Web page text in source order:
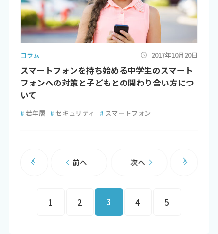
コラム 2017年10月20日
スマートフォンを持ち始める中学生のスマート
フォンへの対策と子どもとの関わり合い方につ
いて
# 若年層 # セキュリティ # スマートフォン
前へ
1 2 3 4 5
次へ